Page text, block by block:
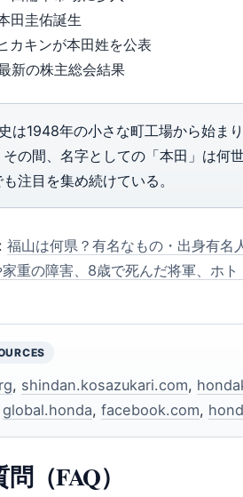
田圭佑誕生
カキンが本田姓を公表
新の株主総会結果
は1948年の小さな町工場から始
の間、名字としての「本田」は何
注目を集め続けている。
福山は何県？有名なもの・出身有名
重の障害、8歳で死んだ将軍、ホ
, shindan.kosazukari.com,
global.honda, facebook.com,
（FAQ）